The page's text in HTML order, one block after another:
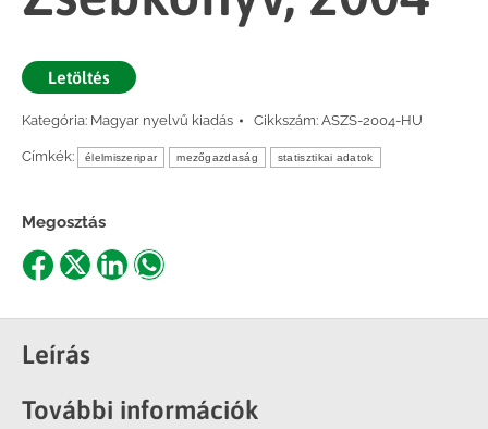
Letöltés
Kategória: Magyar nyelvű kiadás Cikkszám: ASZS-2004-HU
Címkék: élelmiszeripar mezőgazdaság statisztikai adatok
Megosztás
Share
Facebook
Share
X
ShareShare
Leírás
További információk